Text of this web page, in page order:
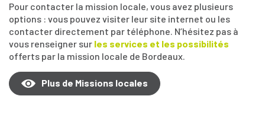
Pour contacter la mission locale, vous avez plusieurs
options : vous pouvez visiter leur site internet ou les
contacter directement par téléphone. N’hésitez pas à
vous renseigner sur les services et les possibilités
offerts par la mission locale de Bordeaux.
Plus de Missions locales